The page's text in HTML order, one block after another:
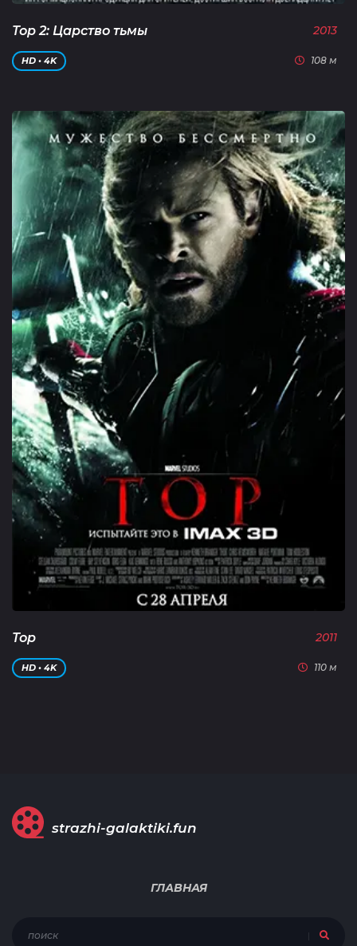
Тор 2: Царство тьмы 2013
HD • 4K 108 м
Тор 2011
HD • 4K 110 м
strazhi-galaktiki.fun
ГЛАВНАЯ